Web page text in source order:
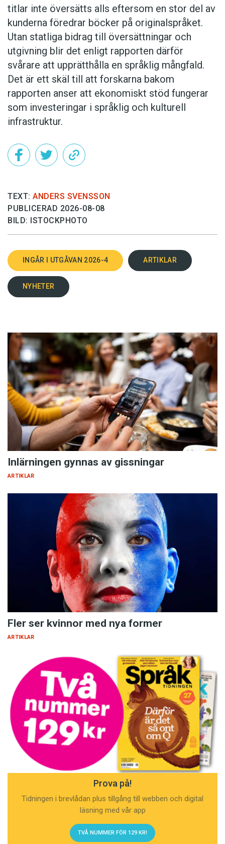
titlar inte översätts alls eftersom en stor del av
kunderna föredrar böcker på originalspråket.
Utan statliga bidrag till översättningar och
utgivning blir det enligt rapporten därför
svårare att upprätthålla en språklig mångfald.
Det är ett skäl till att forskarna bakom
rapporten anser att ekonomiskt stöd fungerar
som investeringar i språklig och kulturell
infrastruktur.
TEXT: ANDERS SVENSSON
PUBLICERAD 2026-08-08
BILD: ISTOCKPHOTO
INGÅR I UTGÅVAN 2026-4 ARTIKLAR
NYHETER
Inlärningen gynnas av gissningar
ARTIKLAR
Fler ser kvinnor med nya former
ARTIKLAR
Prova på!
Tidningen i brevlådan plus tillgång till webben och digital
läsning med vår app
TVÅ NUMMER FÖR 129 KR!